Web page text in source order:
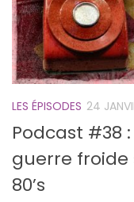
LES ÉPISODES 24
Podcast #38
guerre froide
80’s